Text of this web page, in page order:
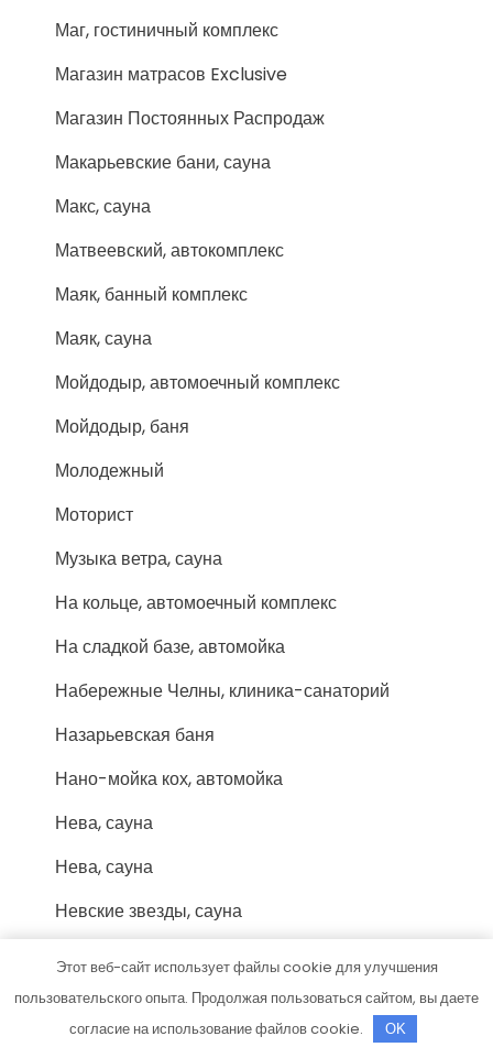
Маг, гостиничный комплекс
Магазин матрасов Exclusive
Магазин Постоянных Распродаж
Макарьевские бани, сауна
Макс, сауна
Матвеевский, автокомплекс
Маяк, банный комплекс
Маяк, сауна
Мойдодыр, автомоечный комплекс
Мойдодыр, баня
Молодежный
Моторист
Музыка ветра, сауна
На кольце, автомоечный комплекс
На сладкой базе, автомойка
Набережные Челны, клиника-санаторий
Назарьевская баня
Нано-мойка кох, автомойка
Нева, сауна
Нева, сауна
Невские звезды, сауна
Нефтяник, физкультурно-оздоровительный
Новые двери, магазин
Этот веб-сайт использует файлы cookie для улучшения
пользовательского опыта. Продолжая пользоваться сайтом, вы даете
согласие на использование файлов cookie.
OK